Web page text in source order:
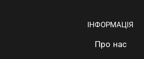
ІНФОРМАЦІЯ
Про нас